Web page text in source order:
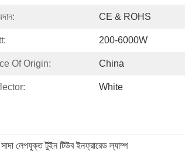
CE & ROHS
200-6000W
Of Origin: China
White
সাদা লেপযুক্ত টুইন টিউব ইনফ্রারেড ল্যাম্প